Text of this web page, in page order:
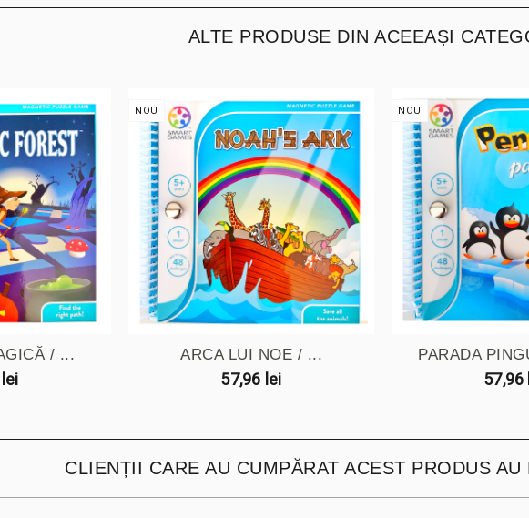
ALTE PRODUSE DIN ACEEAȘI
/ ...
NOU
ARCA LUI NOE / ...
57,96 lei
NOU
PARADA
57,96
CLIENȚII CARE AU CUMPĂRAT ACEST PRODUS